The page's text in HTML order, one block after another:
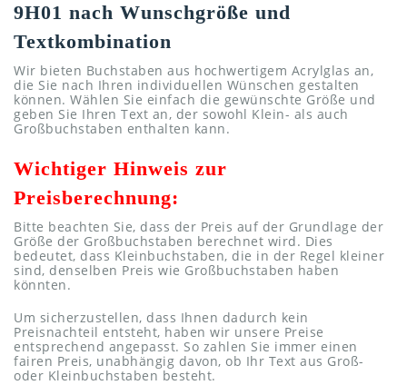
9H01 nach Wunschgröße und
Textkombination
Wir bieten Buchstaben aus hochwertigem Acrylglas an,
die Sie nach Ihren individuellen Wünschen gestalten
können. Wählen Sie einfach die gewünschte Größe und
geben Sie Ihren Text an, der sowohl Klein- als auch
Großbuchstaben enthalten kann.
Wichtiger Hinweis zur
Preisberechnung:
Bitte beachten Sie, dass der Preis auf der Grundlage der
Größe der Großbuchstaben berechnet wird. Dies
bedeutet, dass Kleinbuchstaben, die in der Regel kleiner
sind, denselben Preis wie Großbuchstaben haben
könnten.
Um sicherzustellen, dass Ihnen dadurch kein
Preisnachteil entsteht, haben wir unsere Preise
entsprechend angepasst. So zahlen Sie immer einen
fairen Preis, unabhängig davon, ob Ihr Text aus Groß-
oder Kleinbuchstaben besteht.